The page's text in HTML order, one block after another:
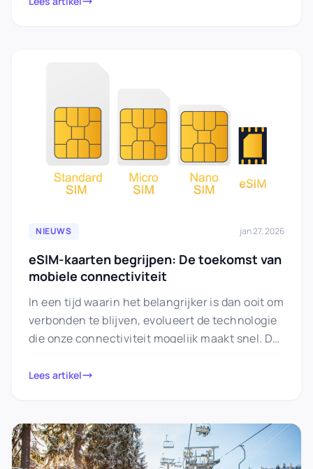
NIEUWS jan 27, 2026
eSIM-kaarten begrijpen: De toekomst van
mobiele connectiviteit
In een tijd waarin het belangrijker is dan ooit om
verbonden te blijven, evolueert de technologie
die onze connectiviteit mogelijk maakt snel. De
Lees artikel